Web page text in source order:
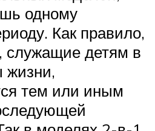
одному
Как правило,
служащие детям в
жизни,
тем или иным